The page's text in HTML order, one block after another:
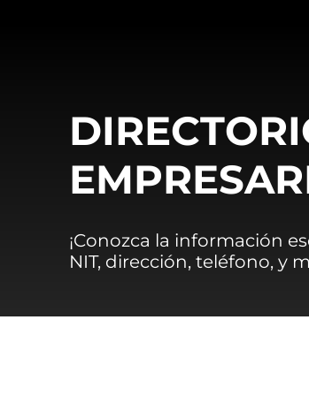
¡Conozca la información
NIT, dirección, teléfono, y